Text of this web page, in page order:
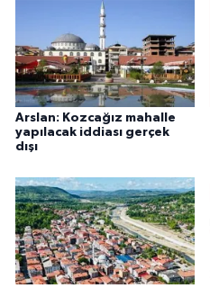
Arslan: Kozcağız mahalle
yapılacak iddiası gerçek
dışı